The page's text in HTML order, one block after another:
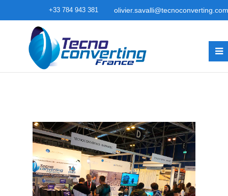
+33 784 943 381 olivier.savalli@tecnoconverting.com